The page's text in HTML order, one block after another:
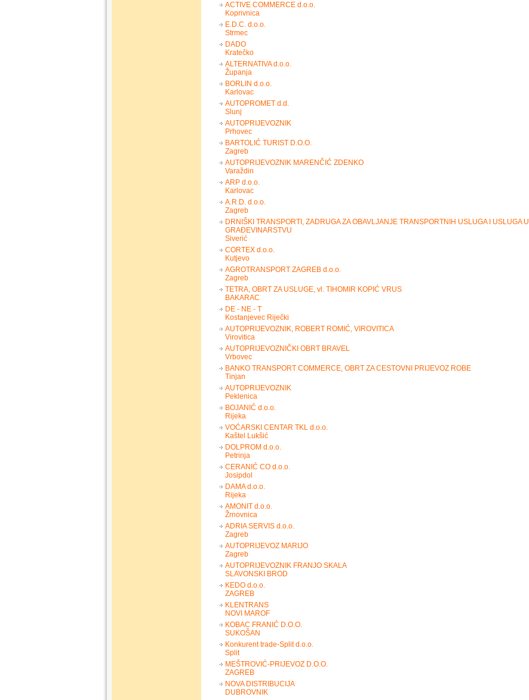
ACTIVE COMMERCE d.o.o.
Koprivnica
E.D.C. d.o.o.
Strmec
DADO
Kratečko
ALTERNATIVA d.o.o.
Županja
BORLIN d.o.o.
Karlovac
AUTOPROMET d.d.
Slunj
AUTOPRIJEVOZNIK
Prhovec
BARTOLIĆ TURIST D.O.O.
Zagreb
AUTOPRIJEVOZNIK MARENČIĆ ZDENKO
Varaždin
ARP d.o.o.
Karlovac
A.R.D. d.o.o.
Zagreb
DRNIŠKI TRANSPORTI, ZADRUGA ZA OBAVLJANJE TRANSPORTNIH USLUGA I USLUGA U
GRAĐEVINARSTVU
Siverić
CORTEX d.o.o.
Kutjevo
AGROTRANSPORT ZAGREB d.o.o.
Zagreb
TETRA, OBRT ZA USLUGE, vl. TIHOMIR KOPIĆ VRUS
BAKARAC
DE - NE - T
Kostanjevec Riječki
AUTOPRIJEVOZNIK, ROBERT ROMIĆ, VIROVITICA
Virovitica
AUTOPRIJEVOZNIČKI OBRT BRAVEL
Vrbovec
BANKO TRANSPORT COMMERCE, OBRT ZA CESTOVNI PRIJEVOZ ROBE
Tinjan
AUTOPRIJEVOZNIK
Peklenica
BOJANIĆ d.o.o.
Rijeka
VOĆARSKI CENTAR TKL d.o.o.
Kaštel Lukšić
DOLPROM d.o.o.
Petrinja
CERANIĆ CO d.o.o.
Josipdol
DAMA d.o.o.
Rijeka
AMONIT d.o.o.
Žrnovnica
ADRIA SERVIS d.o.o.
Zagreb
AUTOPRIJEVOZ MARIJO
Zagreb
AUTOPRIJEVOZNIK FRANJO SKALA
SLAVONSKI BROD
KEDO d.o.o.
ZAGREB
KLENTRANS
NOVI MAROF
KOBAC FRANIĆ D.O.O.
SUKOŠAN
Konkurent trade-Split d.o.o.
Split
MEŠTROVIĆ-PRIJEVOZ D.O.O.
ZAGREB
NOVA DISTRIBUCIJA
DUBROVNIK